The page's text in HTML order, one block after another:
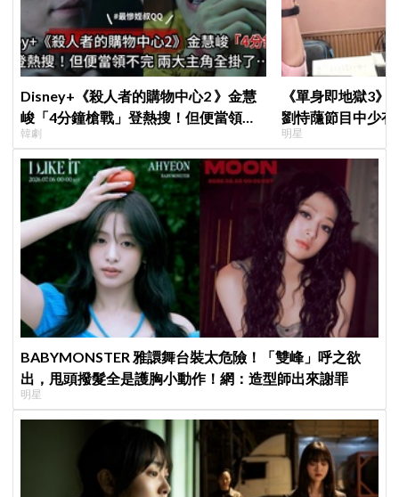
Disney+《殺人者的購物中心2 》金慧
峻「4分鐘槍戰」登熱搜！但便當領不
完兩大主角全掛了⋯
韓劇
《單身即地獄3》
劉恃蘟節目中少
調交往成真，甜
明星
BABYMONSTER 雅譞舞台裝太危險！「雙峰」呼之欲
出，甩頭撥髮全是護胸小動作！網：造型師出來謝罪
明星